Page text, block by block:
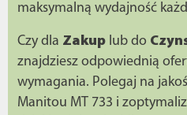
maksymalną wydajność
Czy dla Zakup lub do
znajdziesz odpowiednią
wymagania. Polegaj na
Manitou MT 733 i